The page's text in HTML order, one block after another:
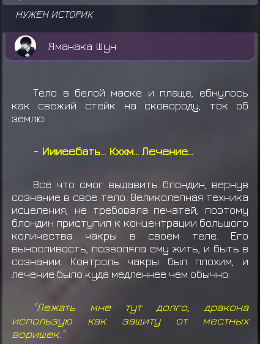
НУЖЕН ИСТОРИК
Яманака Шун
Тело в белой маске и плаще, ебнулось
как свежий стейк на сковороду, ток об
землю.
- Иииеебать... Кххм... Лечение...
Все что смог выдавить блондин, вернув
сознание в свое тело. Великолепная техника
исцеления, не требовала печатей, поэтому
блондин приступил к концентрации большого
количества чакры в своем теле. Его
выносливость, позволяла ему жить, и быть в
сознании. Контроль чакры был плохим, и
лечение было куда медленнее чем обычно.
"Лежать мне тут долго, дракона
использую как защиту от местных
воришек."